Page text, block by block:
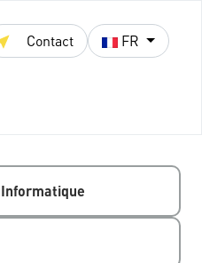
Contact FR
Informatique